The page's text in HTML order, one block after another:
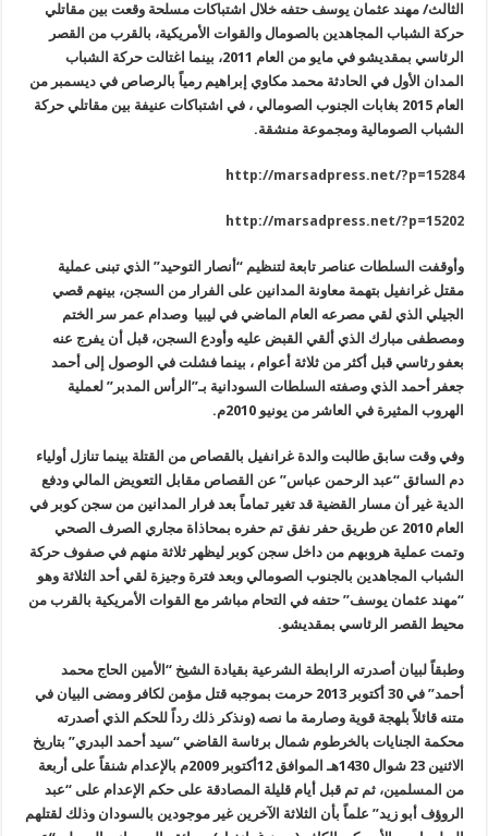
الثالث/مهند عثمان يوسف حتفه خلال اشتباكات مسلحة وقعت بين مقاتلي
حركة الشباب المجاهدين بالصومال والقوات الأمريكية، بالقرب من القصر
الرئاسي بمقديشو في مايو من العام 2011، بينما اغتالت حركة الشباب
المدان الأول في الحادثة محمد مكاوي إبراهيم رمياً بالرصاص في ديسمبر من
العام 2015 بغابات الجنوب الصومالي ، في اشتباكات عنيفة بين مقاتلي حركة
الشباب الصومالية ومجموعة منشقة.
http://marsadpress.net/?p=15284
http://marsadpress.net/?p=15202
وأوقفت السلطات عناصر تابعة لتنظيم “أنصار التوحيد” الذي تبنى عملية
مقتل غرانفيل بتهمة معاونة المدانين على الفرار من السجن، بينهم قصي
الجيلي الذي لقي مصرعه العام الماضي في ليبيا وصدام عمر سر الختم
ومصطفى مبارك الذي ألقي القبض عليه وأودع السجن، قبل أن يفرج عنه
بعفو رئاسي قبل أكثر من ثلاثة أعوام ، بينما فشلت في الوصول إلى أحمد
جعفر أحمد الذي وصفته السلطات السودانية بـ”الرأس المدبر” لعملية
الهروب المثيرة في العاشر من يونيو 2010م
.
وفي وقت سابق طالبت والدة غرانفيل بالقصاص من القتلة بينما تنازل أولياء
دم السائق “عبد الرحمن عباس” عن القصاص مقابل التعويض المالي ودفع
الدية غير أن مسار القضية قد تغير تماماً بعد فرار المدانين من سجن كوبر في
العام 2010 عن طريق حفر نفق تم حفره بمحاذاة مجاري الصرف الصحي
وتمت عملية هروبهم من داخل سجن كوبر ليظهر ثلاثة منهم في صفوف حركة
الشباب المجاهدين بالجنوب الصومالي وبعد فترة وجيزة لقي أحد الثلاثة وهو
“مهند عثمان يوسف” حتفه في التحام مباشر مع القوات الأمريكية بالقرب من
محيط القصر الرئاسي بمقديشو.
وطبقاً لبيان أصدرته الرابطة الشرعية بقيادة الشيخ “الأمين الحاج محمد
أحمد” في 30 أكتوبر 2013 حرمت بموجبه قتل مؤمن لكافر ومضى البيان في
متنه قائلاً بلهجة قوية وصارمة ما نصه (ونذكر ذلك رداً للحكم الذي أصدرته
محكمة الجنايات بالخرطوم شمال برئاسة القاضي “سيد أحمد البدري” بتاريخ
الاثنين 23 شوال 1430هـ الموافق
12أكتوبر2009م بالإعدام شنقاً على أربعة
من المسلمين، ثم تم قبل أيام قليلة المصادقة على حكم الإعدام على “عبد
الروؤف أبو زيد” علماً بأن الثلاثة الآخرين غير موجودين بالسودان وذلك لقتلهم